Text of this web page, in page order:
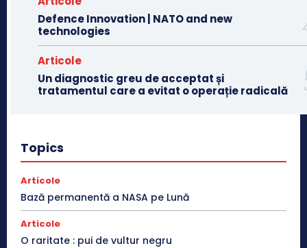
Defence Innovation | NATO and new
technologies
Articole
Un diagnostic greu de acceptat și
tratamentul care a evitat o operație radicală
Topics
Articole
Bază permanentă a NASA pe Lună
Articole
O raritate : pui de vultur negru